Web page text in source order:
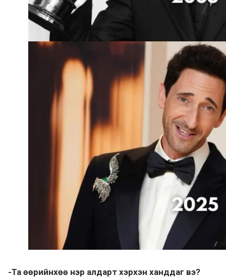
-Та өөрийнхөө нэр алдарт хэрхэн ханддаг вэ?